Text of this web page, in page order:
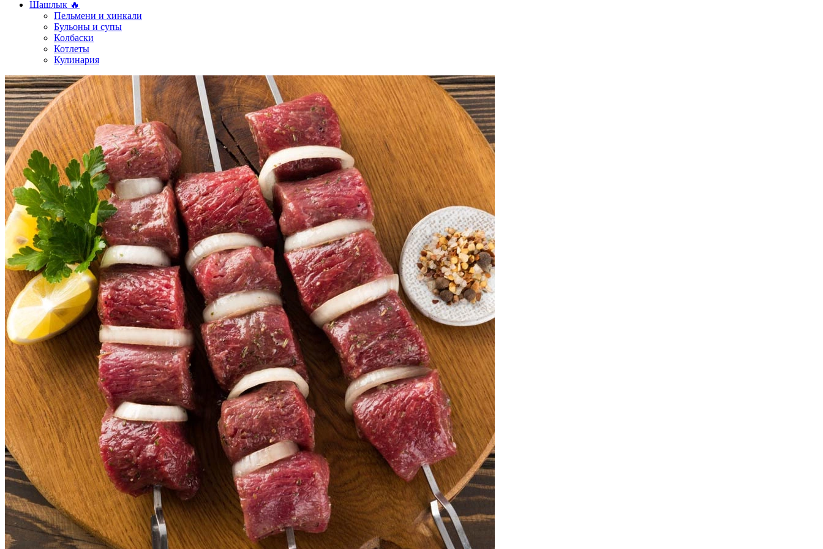
Шашлык 🔥
Пельмени и хинкали
Бульоны и супы
Колбаски
Котлеты
Кулинария